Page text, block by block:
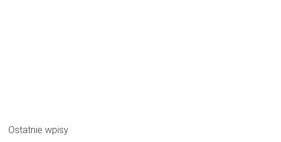
Ostatnie wpisy